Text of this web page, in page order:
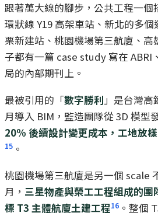
跟著萬大線的腳步，公共工程一個
環狀線 Y19 高架車站、新北的多
栗新建站、桃園機場第三航廈、高
子都有一篇 case study 寫在 ABRI
局的內部期刊上。
最被引用的「數字勝利 」是台灣
月導入 BIM，監造團隊從 3D 模型
20% 後續設計變更成本，工地放
15 。
桃園機場第三航廈是另一個 scale
月， 三星物產與榮工工程組成的
標 T3 主體航廈土建工程16 。整個